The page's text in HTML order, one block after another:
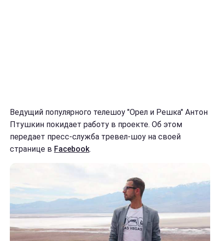
Ведущий популярного телешоу "Орел и Решка" Антон
Птушкин покидает работу в проекте. Об этом
передает пресс-служба тревел-шоу на своей
странице в Facebook.